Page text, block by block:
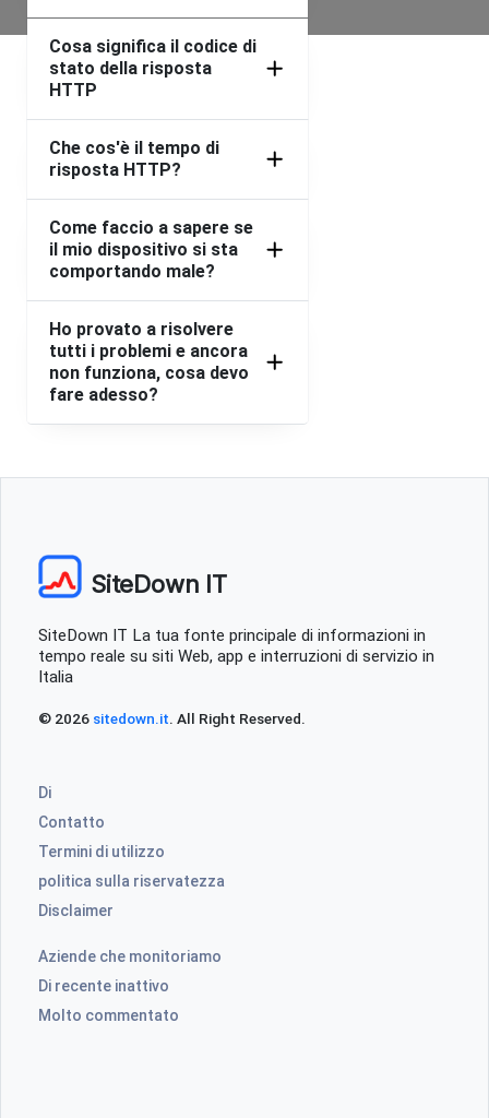
Cosa significa il codice di
stato della risposta
HTTP
Che cos'è il tempo di
risposta HTTP?
Come faccio a sapere se
il mio dispositivo si sta
comportando male?
Ho provato a risolvere
tutti i problemi e ancora
non funziona, cosa devo
fare adesso?
SiteDown IT
SiteDown IT La tua fonte principale di informazioni in
tempo reale su siti Web, app e interruzioni di servizio in
Italia
© 2026 sitedown.it. All Right Reserved.
Di
Contatto
Termini di utilizzo
politica sulla riservatezza
Disclaimer
Aziende che monitoriamo
Di recente inattivo
Molto commentato